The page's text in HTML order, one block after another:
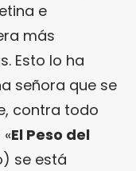
e
más
Esto lo ha
señora que se
contra todo
El Peso del
se está